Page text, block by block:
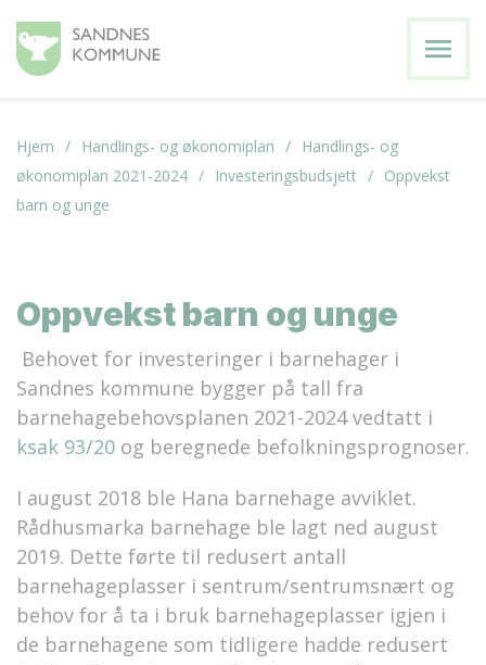
menu
Hjem Handlings- og økonomiplan
Handlings- og
økonomiplan 2021-2024
Investeringsbudsjett
Oppvekst
barn og unge
Oppvekst barn og unge
Behovet for investeringer i barnehager i
Sandnes kommune bygger på tall fra
barnehagebehovsplanen 2021-2024 vedtatt i
ksak 93/20 og beregnede befolkningsprognoser.
I august 2018 ble Hana barnehage avviklet.
Rådhusmarka barnehage ble lagt ned august
2019. Dette førte til redusert antall
barnehageplasser i sentrum/sentrumsnært og
behov for å ta i bruk barnehageplasser igjen i
de barnehagene som tidligere hadde redusert